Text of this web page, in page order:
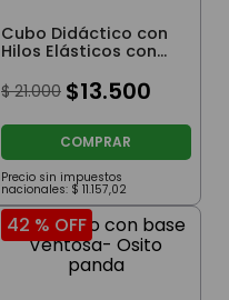
Cubo Didáctico con
Hilos Elásticos con
Encastre
$ 21.000 $13.500
COMPRAR
Precio sin impuestos
nacionales: $ 11.157,02
42 % OFF